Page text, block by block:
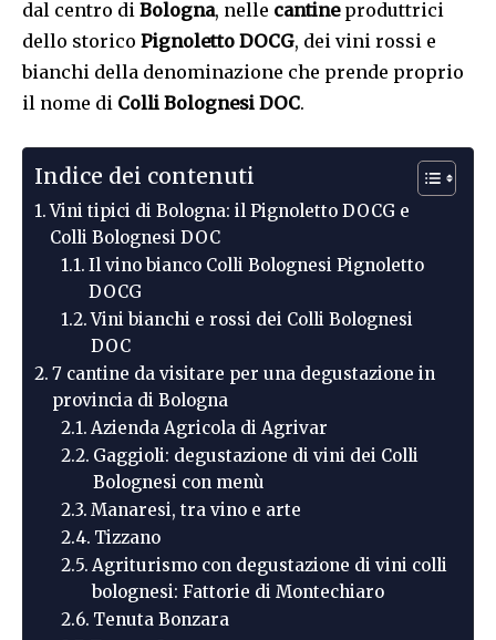
dal centro di Bologna, nelle cantine produttrici
dello storico Pignoletto DOCG, dei vini rossi e
bianchi della denominazione che prende proprio
il nome di Colli Bolognesi DOC.
Indice dei contenuti
Vini tipici di Bologna: il Pignoletto DOCG e
Colli Bolognesi DOC
Il vino bianco Colli Bolognesi Pignoletto
DOCG
Vini bianchi e rossi dei Colli Bolognesi
DOC
7 cantine da visitare per una degustazione in
provincia di Bologna
Azienda Agricola di Agrivar
Gaggioli: degustazione di vini dei Colli
Bolognesi con menù
Manaresi, tra vino e arte
Tizzano
Agriturismo con degustazione di vini colli
bolognesi: Fattorie di Montechiaro
Tenuta Bonzara